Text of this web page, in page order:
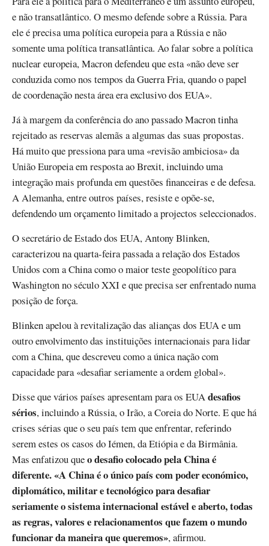
e não transatlântico. O mesmo defende sobre a Rússia. Para
ele é precisa uma política europeia para a Rússia e não
somente uma política transatlântica. Ao falar sobre a política
nuclear europeia, Macron defendeu que esta «não deve ser
conduzida como nos tempos da Guerra Fria, quando o papel
de coordenação nesta área era exclusivo dos EUA».
Já à margem da conferência do ano passado Macron tinha
rejeitado as reservas alemãs a algumas das suas propostas.
Há muito que pressiona para uma «revisão ambiciosa» da
União Europeia em resposta ao Brexit, incluindo uma
integração mais profunda em questões financeiras e de defesa.
A Alemanha, entre outros países, resiste e opõe-se,
defendendo um orçamento limitado a projectos seleccionados.
O secretário de Estado dos EUA, Antony Blinken,
caracterizou na quarta-feira passada a relação dos Estados
Unidos com a China como o maior teste geopolítico para
Washington no século XXI e que precisa ser enfrentado numa
posição de força.
Blinken apelou à revitalização das alianças dos EUA e um
outro envolvimento das instituições internacionais para lidar
com a China, que descreveu como a única nação com
capacidade para «desafiar seriamente a ordem global».
Disse que vários países apresentam para os EUAdesafios
sérios, incluindo a Rússia, o Irão, a Coreia do Norte. E que há
crises sérias que o seu país tem que enfrentar, referindo
serem estes os casos do Iémen, da Etiópia e da Birmânia.
Mas enfatizou queo desafio colocado pela China é
diferente. «A China é o único país com poder económico,
diplomático, militar e tecnológico para desafiar
seriamente o sistema internacional estável e aberto, todas
as regras, valores e relacionamentos que fazem o mundo
funcionar da maneira que queremos», afirmou.